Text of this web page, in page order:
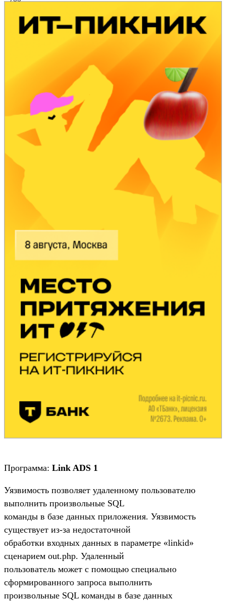
Программа: Link ADS 1
Уязвимость позволяет удаленному пользователю
выполнить произвольные SQL
команды в базе данных приложения. Уязвимость
существует из-за недостаточной
обработки входных данных в параметре «linkid»
сценарием out.php. Удаленный
пользователь может с помощью специально
сформированного запроса выполнить
произвольные SQL команды в базе данных